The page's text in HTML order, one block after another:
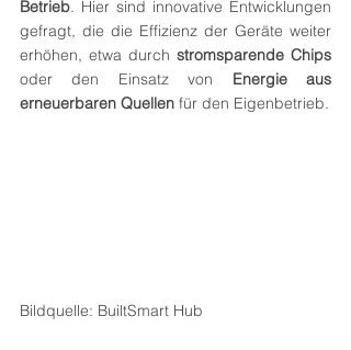
Betrieb. Hier sind innovative Entwicklungen
gefragt, die die Effizienz der Geräte weiter
erhöhen, etwa durch stromsparende Chips
oder den Einsatz von Energie aus
erneuerbaren Quellen für den Eigenbetrieb.
Bildquelle: BuiltSmart Hub